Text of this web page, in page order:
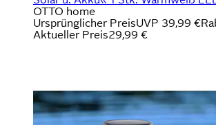
OTTO home
Ursprünglicher PreisUVP 39,99 €
Aktueller Preis29,99 €